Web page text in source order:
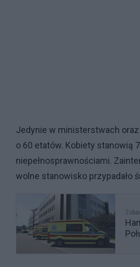
Jedynie w ministerstwach
o 60 etatów. Kobiety stanowią
niepełnosprawnościami.
wolne stanowisko przypadało